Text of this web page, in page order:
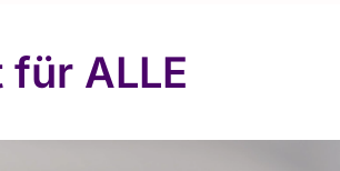
ALLE